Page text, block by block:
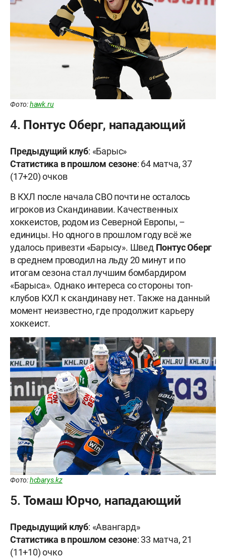
Фото:hawk.ru
4. Понтус Оберг, нападающий
Предыдущий клуб: «Барыс»
Статистика в прошлом сезоне: 64 матча, 37
(17+20) очков
В КХЛ после начала СВО почти не осталось
игроков из Скандинавии. Качественных
хоккеистов, родом из Северной Европы, –
единицы. Но одного в прошлом году всё же
удалось привезти «Барысу». Швед Понтус Оберг
в среднем проводил на льду 20 минут и по
итогам сезона стал лучшим бомбардиром
«Барыса». Однако интереса со стороны топ-
клубов КХЛ к скандинаву нет. Также на данный
момент неизвестно, где продолжит карьеру
хоккеист.
Фото:hcbarys.kz
5. Томаш Юрчо, нападающий
Предыдущий клуб: «Авангард»
Статистика в прошлом сезоне: 33 матча, 21
(11+10) очко